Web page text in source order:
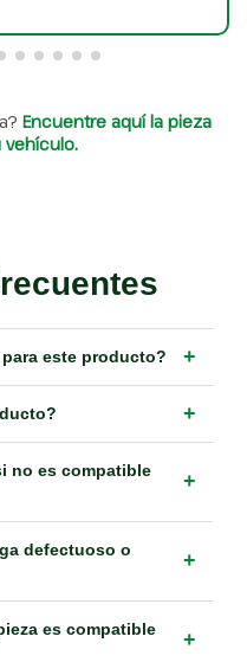
Encuentre aquí la pieza
vehículo.
este producto? +
+
no es compatible
+
defectuoso o
+
es compatible
+